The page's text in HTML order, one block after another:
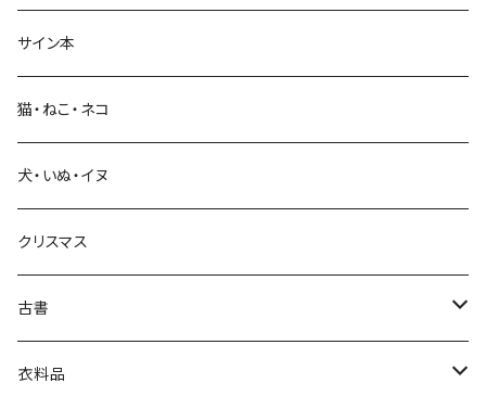
生活・暮らし
芸術・絵画・写真
絵本・児童書
娯楽・エンターテインメント
サイン本
猫・ねこ・ネコ
犬・いぬ・イヌ
クリスマス
古書
古書セット
衣料品